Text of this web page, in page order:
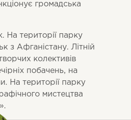
громадська
На території парку
з Афганістану. Літній
колективів
побачень, на
На території парку
мистецтва